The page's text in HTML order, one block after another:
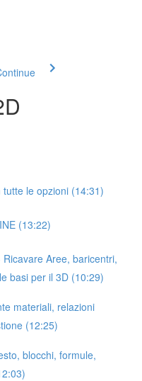
le opzioni (14:31)
(13:22)
Aree, baricentri,
basi per il 3D (10:29)
materiali, relazioni
(12:25)
blocchi, formule,